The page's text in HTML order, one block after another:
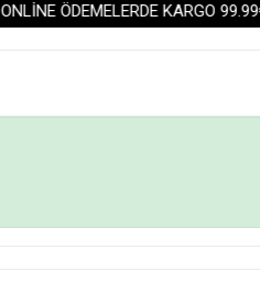
ONLİNE ÖDEMELERDE KARGO 99.99₺